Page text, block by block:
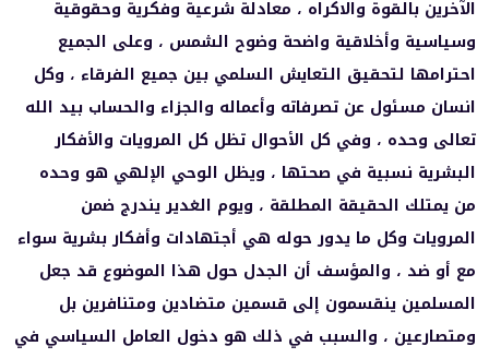
الآخرين بالقوة والاكراه ، معادلة شرعية وفكرية وحقوقية
وسياسية وأخلاقية واضحة وضوح الشمس ، وعلى الجميع
احترامها لتحقيق التعايش السلمي بين جميع الفرقاء ، وكل
انسان مسئول عن تصرفاته وأعماله والجزاء والحساب بيد الله
تعالى وحده ، وفي كل الأحوال تظل كل المرويات والأفكار
البشرية نسبية في صحتها ، ويظل الوحي الإلهي هو وحده
من يمتلك الحقيقة المطلقة ، ويوم الغدير يندرج ضمن
المرويات وكل ما يدور حوله هي أجتهادات وأفكار بشرية سواء
مع أو ضد ، والمؤسف أن الجدل حول هذا الموضوع قد جعل
المسلمين ينقسمون إلى قسمين متضادين ومتنافرين بل
ومتصارعين ، والسبب في ذلك هو دخول العامل السياسي في